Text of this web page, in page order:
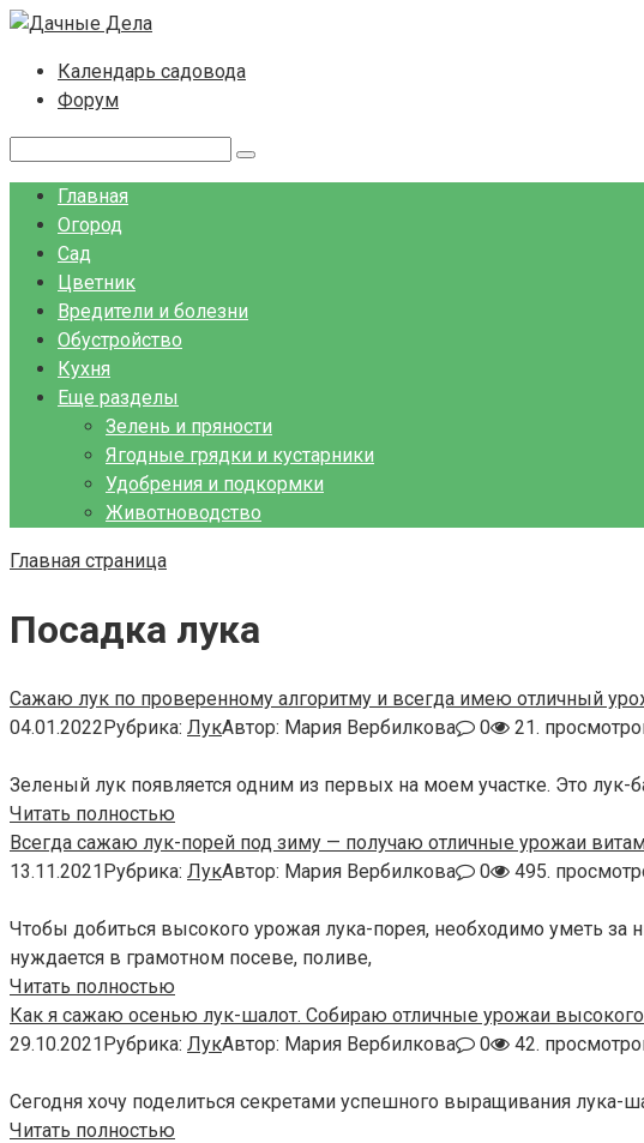
Перейти
контентуКалендарь садовода
Форум
Главная
Огород
Сад
Цветник
Вредители и болезни
Обустройство
Кухня
Еще разделы
Зелень и пряности
Ягодные грядки и кустарники
Удобрения и подкормки
Животноводство
Главная страница
Посадка лука
Сажаю лук по проверенному алгоритму и всегда имею отличный
04.01.2022Рубрика: ЛукАвтор: Мария Вербилкова 0 21.
Зеленый лук появляется одним из первых на моем участке. Это
Читать полностью
Всегда сажаю лук-порей под зиму — получаю отличные урожаи
13.11.2021Рубрика: ЛукАвтор: Мария Вербилкова 0 495.
Чтобы добиться высокого урожая лука-порея, необходимо уметь за
нуждается в грамотном посеве, поливе,
Читать полностью
Как я сажаю осенью лук-шалот. Собираю отличные урожаи высокого
29.10.2021Рубрика: ЛукАвтор: Мария Вербилкова 0 42.
Сегодня хочу поделиться секретами успешного выращивания
Читать полностью